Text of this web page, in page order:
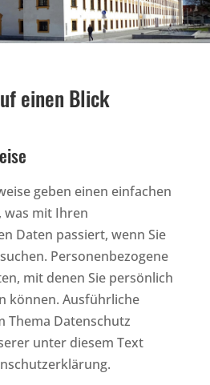
einen Blick
geben einen einfachen
was mit Ihren
Daten passiert, wenn Sie
Personenbezogene
mit denen Sie persönlich
können. Ausführliche
Thema Datenschutz
unter diesem Text